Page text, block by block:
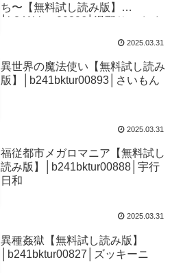
ち〜【無料試し読み版】
│b241bktur00896│温野りょく ま
2025.03.31
異世界の魔法使い【無料試し読み
版】│b241bktur00893│さいもん
2025.03.31
福従都市メガロマニア【無料試し
読み版】│b241bktur00888│宇行
日和
2025.03.31
異種姦獄【無料試し読み版】
│b241bktur00827│ズッキーニ